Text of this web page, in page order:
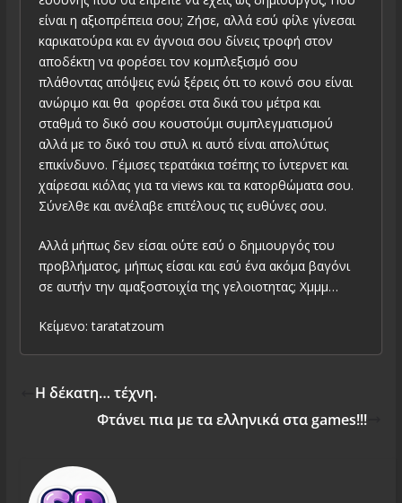
είναι η αξιοπρέπεια σου; Ζήσε, αλλά εσύ φίλε γίνεσαι
καρικατούρα και εν άγνοια σου δίνεις τροφή στον
αποδέκτη να φορέσει τον κομπλεξισμό σου
πλάθοντας απόψεις ενώ ξέρεις ότι το κοινό σου είναι
ανώριμο και θα φορέσει στα δικά του μέτρα και
σταθμά το δικό σου κουστούμι συμπλεγματισμού
αλλά με το δικό του στυλ κι αυτό είναι απολύτως
επικίνδυνο. Γέμισες τερατάκια τσέπης το ίντερνετ και
χαίρεσαι κιόλας για τα views και τα κατορθώματα σου.
Σύνελθε και ανέλαβε επιτέλους τις ευθύνες σου.
Αλλά μήπως δεν είσαι ούτε εσύ ο δημιουργός του
προβλήματος, μήπως είσαι και εσύ ένα ακόμα βαγόνι
σε αυτήν την αμαξοστοιχία της γελοιοτητας; Χμμμ…
Κείμενο: taratatzoum
Η δέκατη… τέχνη.
Φτάνει πια με τα ελληνικά στα games!!!